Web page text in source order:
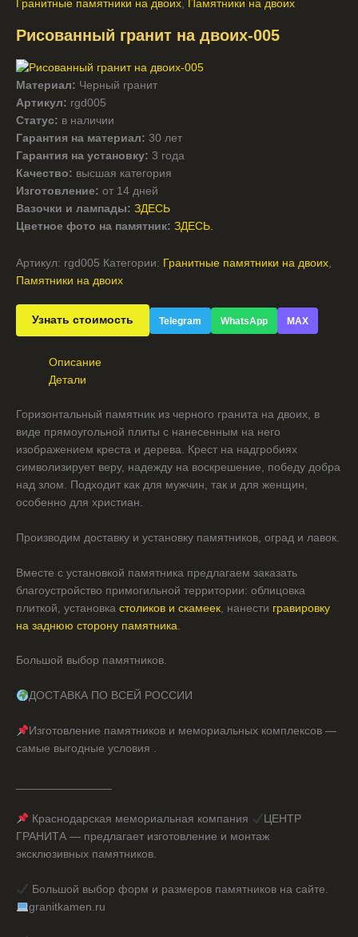
Гранитные памятники на двоих
Памятники на двоих
Рисованный гранит на двоих-005
Материал: Черный гранит
Артикул: rgd005
Статус: в наличии
Гарантия на материал: 30 лет
Гарантия на установку: 3 года
Качество: высшая категория
Изготовление: от 14 дней
Вазочки и лампады: ЗДЕСЬ
Цветное фото на памятник: ЗДЕСЬ.
Артикул: rgd005 Категории: Гранитные памятники на двоих,
Памятники на двоих
Узнать стоимость Telegram WhatsApp MAX
Описание
Детали
Горизонтальный памятник из черного гранита на двоих, в
виде прямоугольной плиты с нанесенным на него
изображением креста и дерева. Крест на надгробиях
символизирует веру, надежду на воскрешение, победу добра
над злом. Подходит как для мужчин, так и для женщин,
особенно для христиан.
Производим доставку и установку памятников, оград и лавок.
Вместе с установкой памятника предлагаем заказать
благоустройство примогильной территории: облицовка
плиткой, установка столиков и скамеек , нанести гравировку
на заднюю сторону памятника
Большой выбор памятников.
ДОСТАВКА ПО ВСЕЙ РОССИИ
Изготовление памятников и мемориальных комплексов —
самые выгодные условия .
Краснодарская мемориальная компания
ЦЕНТР
ГРАНИТА — предлагает изготовление и монтаж
эксклюзивных памятников.
Большой выбор форм и размеров памятников на сайте.
granitkamen.ru